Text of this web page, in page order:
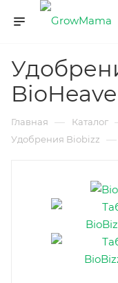
Главная — Каталог
Удобрения Biobizz —